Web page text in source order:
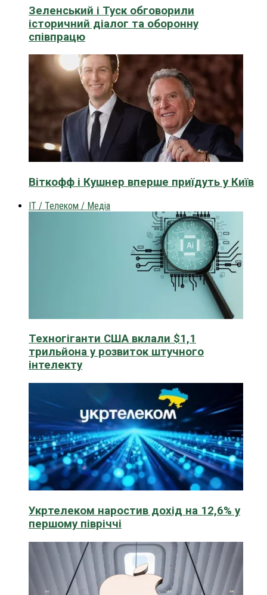
Зеленський і Туск обговорили
історичний діалог та оборонну
співпрацю
Віткофф і Кушнер вперше приїдуть у Київ
IT / Телеком / Медіа
Техногіганти США вклали $1,1
трильйона у розвиток штучного
інтелекту
Укртелеком наростив дохід на 12,6% у
першому півріччі